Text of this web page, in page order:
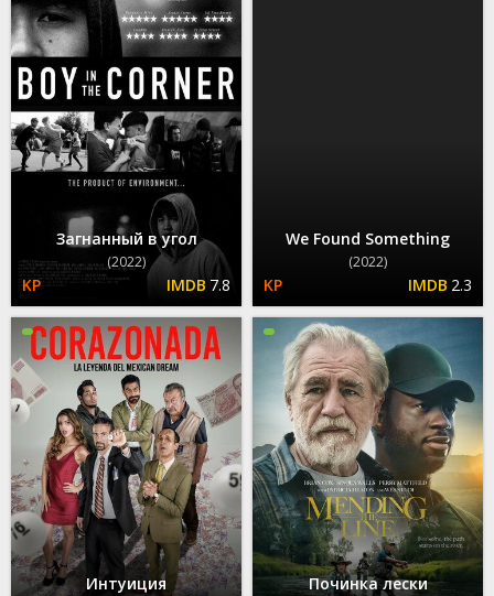
Загнанный в угол
(2022)
7.8
We Found Something
(2022)
2.3
Интуиция Починка лески